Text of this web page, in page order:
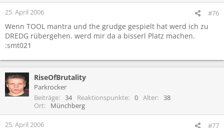
25. April 2006 #76
Wenn TOOL mantra und the grudge gespielt hat werd ich zu
DREDG rübergehen. werd mir da a bisserl Platz machen.
:smt021
RiseOfBrutality
Parkrocker
Beiträge
34 Reaktionspunkte 0 Alter
38
Ort
Münchberg
25. April 2006 #77